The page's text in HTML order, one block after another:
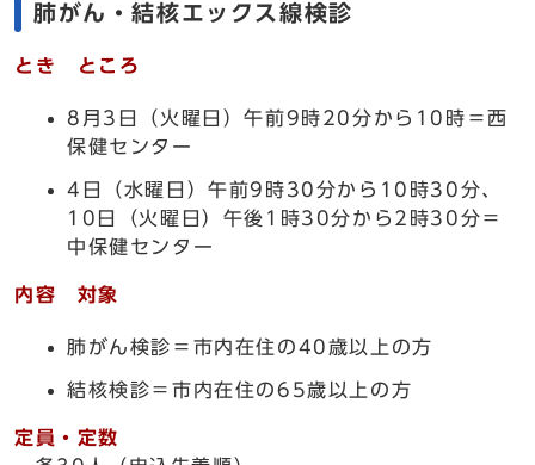
肺がん・結核エックス線検診
とき ところ
8月3日（火曜日）午前9時20分から10時＝西
保健センター
4日（水曜日）午前9時30分から10時30分、
10日（火曜日）午後1時30分から2時30分＝
中保健センター
内容 対象
肺がん検診＝市内在住の40歳以上の方
結核検診＝市内在住の65歳以上の方
定員・定数